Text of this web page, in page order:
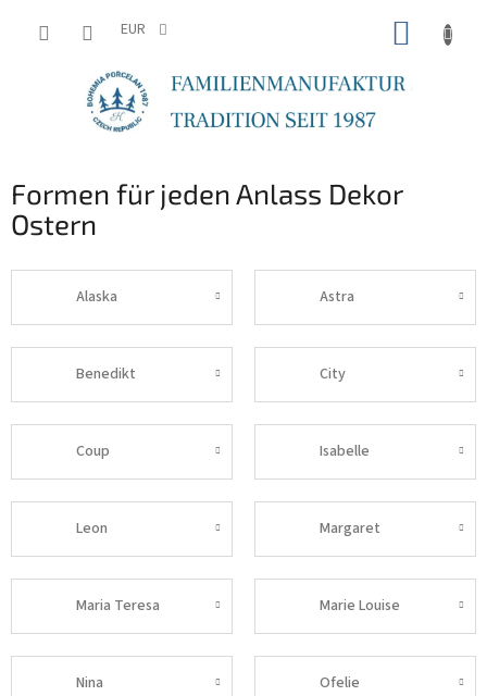
EUR
Formen für jeden Anlass Dekor
Ostern
Alaska Astra
Benedikt City
Coup Isabelle
Leon Margaret
Maria Teresa Marie Louise
Nina Ofelie